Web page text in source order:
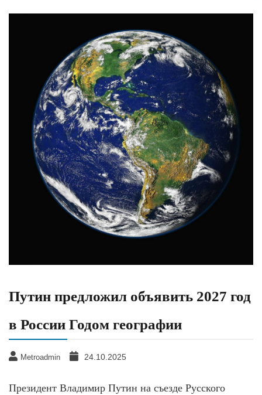
Путин предложил объявить 2027 год
в России Годом географии
Metroadmin 24.10.2025
Президент Владимир Путин на съезде Русского